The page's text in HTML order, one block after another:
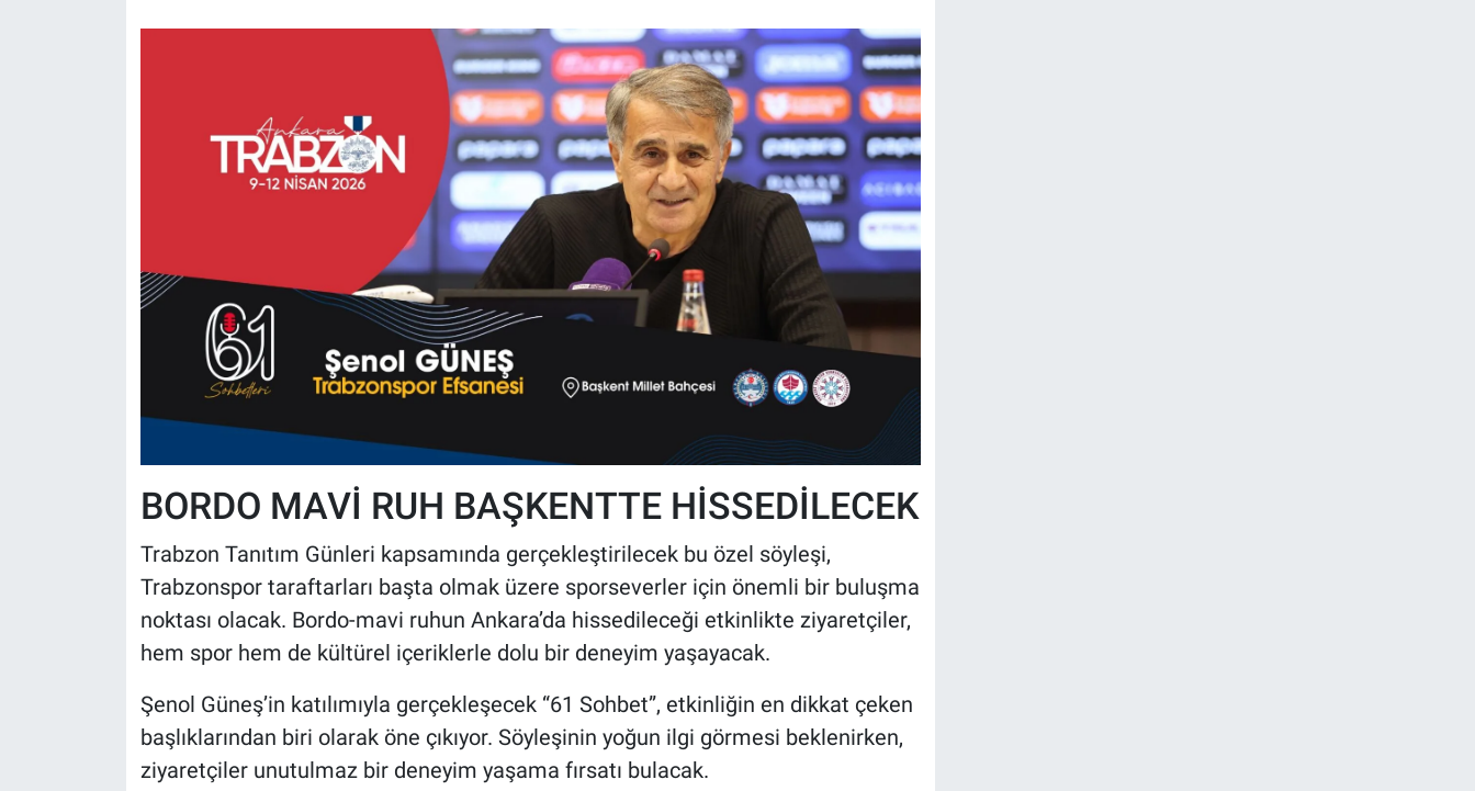
BORDO MAVİ RUH BAŞKENTTE HİSSEDİLECEK
Trabzon Tanıtım Günleri kapsamında gerçekleştirilecek bu özel söyleşi,
Trabzonspor taraftarları başta olmak üzere sporseverler için önemli bir buluşma
noktası olacak. Bordo-mavi ruhun Ankara’da hissedileceği etkinlikte ziyaretçiler,
hem spor hem de kültürel içeriklerle dolu bir deneyim yaşayacak.
Şenol Güneş’in katılımıyla gerçekleşecek “61 Sohbet”, etkinliğin en dikkat çeken
başlıklarından biri olarak öne çıkıyor. Söyleşinin yoğun ilgi görmesi beklenirken,
ziyaretçiler unutulmaz bir deneyim yaşama fırsatı bulacak.